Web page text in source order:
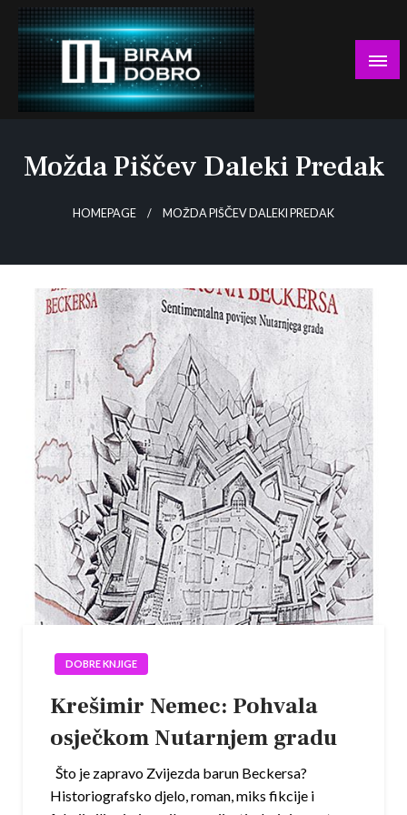
Skip
content
Možda Piščev Daleki Predak
HOMEPAGE MOŽDA PIŠČEV DALEKI PREDAK
DOBRE KNJIGE
Krešimir Nemec: Pohvala
osječkom Nutarnjem gradu
Što je zapravo Zvijezda barun Beckersa?
Historiografsko djelo, roman, miks fikcije i